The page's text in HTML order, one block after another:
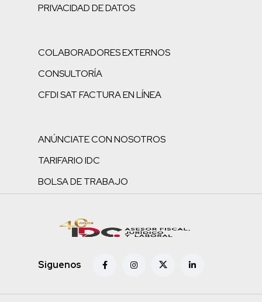
PRIVACIDAD DE DATOS
COLABORADORES EXTERNOS
CONSULTORÍA
CFDI SAT FACTURA EN LÍNEA
ANÚNCIATE CON NOSOTROS
TARIFARIO IDC
BOLSA DE TRABAJO
Siguenos